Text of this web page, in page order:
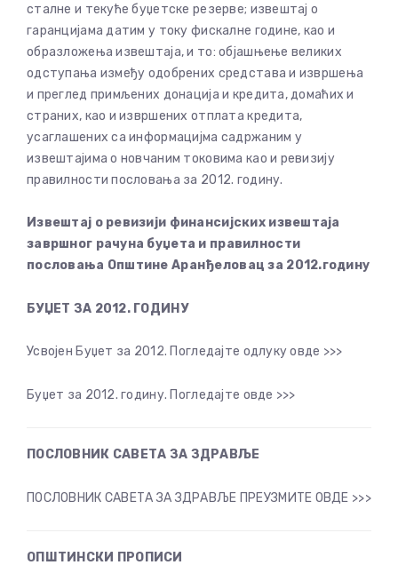
сталне и текуће буџетске резерве; извештај о
гаранцијама датим у току фискалне године, као и
образложења извештаја, и то: објашњење великих
одступања између одобрених средстава и извршења
и преглед примљених донација и кредита, домаћих и
страних, као и извршених отплата кредита,
усаглашених са информацијма садржаним у
извештајима о новчаним токовима као и ревизију
правилности пословања за 2012. годину.
Извештај о ревизији финансијских извештаја
завршног рачуна буџета и правилности
пословања Општине Аранђеловац за 2012.годину
БУЏЕТ ЗА 2012. ГОДИНУ
Усвојен Буџет за 2012. Погледајте одлуку овде >>>
Буџет за 2012. годину. Погледајте овде >>>
ПОСЛОВНИК САВЕТА ЗА ЗДРАВЉЕ
ПОСЛОВНИК САВЕТА ЗА ЗДРАВЉЕ ПРЕУЗМИТЕ ОВДЕ >>>
ОПШТИНСКИ ПРОПИСИ